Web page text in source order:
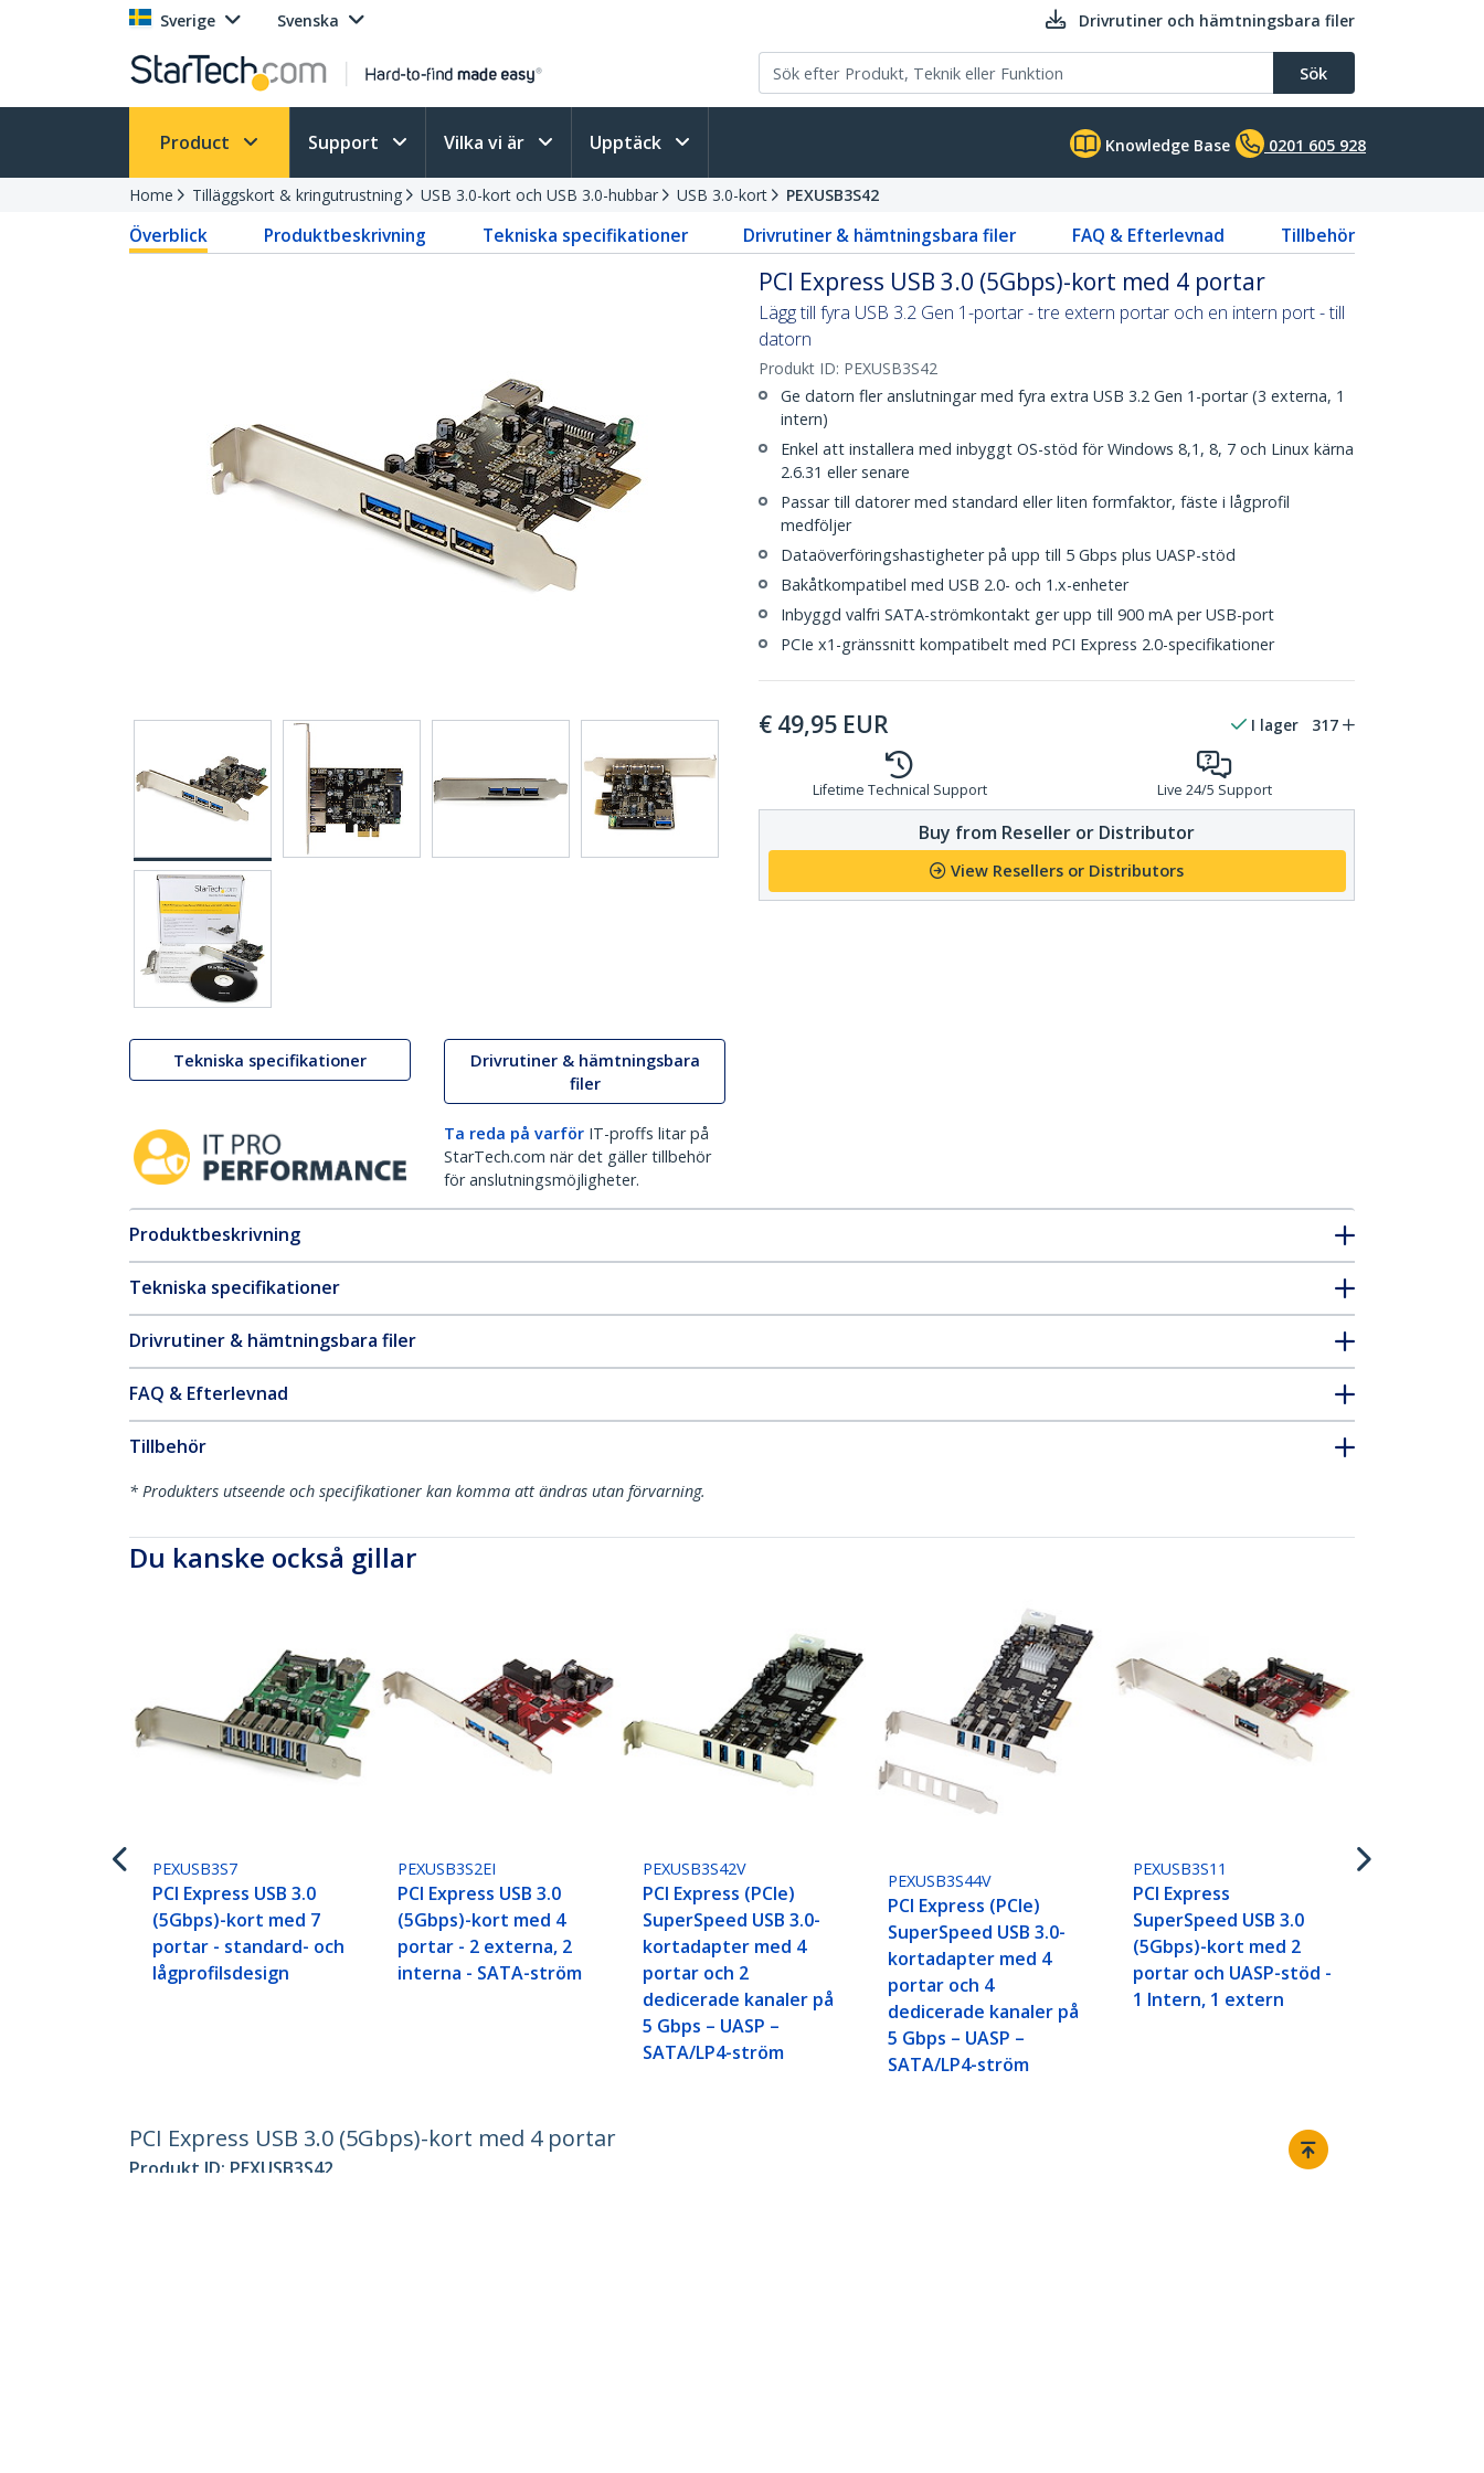
Sverige Svenska Drivrutiner och hämtningsbara filer
Sök
Product Support Vilka vi är Upptäck Knowledge Base 0201 605 928
Home Tilläggskort & kringutrustning USB 3.0-kort och USB 3.0-hubbar USB 3.0-kort PEXUSB3S42
Överblick Produktbeskrivning Tekniska specifikationer Drivrutiner & hämtningsbara filer FAQ & Efterlevnad Tillbehör
Tekniska specifikationer
Drivrutiner & hämtningsbara
filer
Ta reda på varför IT-proffs litar på
StarTech.com när det gäller tillbehör
för anslutningsmöjligheter.
PCI Express USB 3.0 (5Gbps)-kort med 4 portar
Lägg till fyra USB 3.2 Gen 1-portar - tre extern portar och en intern port - till
datorn
Produkt ID: PEXUSB3S42
Ge datorn fler anslutningar med fyra extra USB 3.2 Gen 1-portar (3 externa, 1
intern)
Enkel att installera med inbyggt OS-stöd för Windows 8,1, 8, 7 och Linux kärna
2.6.31 eller senare
Passar till datorer med standard eller liten formfaktor, fäste i lågprofil
medföljer
Dataöverföringshastigheter på upp till 5 Gbps plus UASP-stöd
Bakåtkompatibel med USB 2.0- och 1.x-enheter
Inbyggd valfri SATA-strömkontakt ger upp till 900 mA per USB-port
PCIe x1-gränssnitt kompatibelt med PCI Express 2.0-specifikationer
€ 49,95 EUR I lager 317
Lifetime Technical Support Live 24/5 Support
Buy from Reseller or Distributor
View Resellers or Distributors
Produktbeskrivning
Tekniska specifikationer
Drivrutiner & hämtningsbara filer
FAQ & Efterlevnad
Tillbehör
* Produkters utseende och specifikationer kan komma att ändras utan förvarning.
Du kanske också gillar
PEXUSB3S7
PCI Express USB 3.0
(5Gbps)-kort med 7
portar - standard- och
lågprofilsdesign
PEXUSB3S2EI
PCI Express USB 3.0
(5Gbps)-kort med 4
portar - 2 externa, 2
interna - SATA-ström
PEXUSB3S42V
PCI Express (PCIe)
SuperSpeed USB 3.0-
kortadapter med 4
portar och 2
dedicerade kanaler på
5 Gbps – UASP –
SATA/LP4-ström
PEXUSB3S44V
PCI Express (PCIe)
SuperSpeed USB 3.0-
kortadapter med 4
portar och 4
dedicerade kanaler på
5 Gbps – UASP –
SATA/LP4-ström
PEXUSB3S11
PCI Express
SuperSpeed USB 3.0
(5Gbps)-kort med 2
portar och UASP-stöd -
1 Intern, 1 extern
PCI Express USB 3.0 (5Gbps)-kort med 4 portar
Produkt ID: PEXUSB3S42